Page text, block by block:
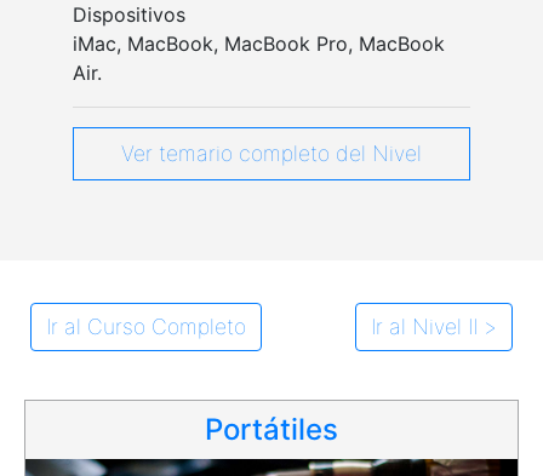
Dispositivos
iMac, MacBook, MacBook Pro, MacBook
Air.
Ver temario completo del Nivel
Ir al Curso Completo Ir al Nivel II >
Portátiles